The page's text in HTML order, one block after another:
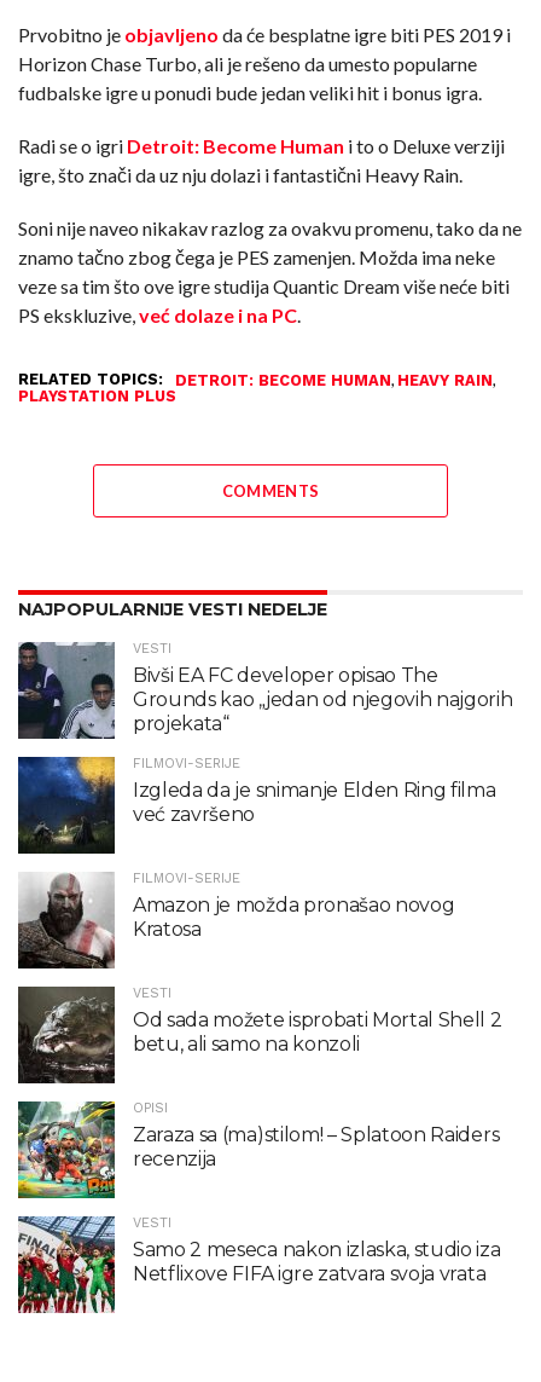
Prvobitno je objavljeno da će besplatne igre biti PES 2019 i
Horizon Chase Turbo, ali je rešeno da umesto popularne
fudbalske igre u ponudi bude jedan veliki hit i bonus igra.
Radi se o igri Detroit: Become Human i to o Deluxe verziji
igre, što znači da uz nju dolazi i fantastični Heavy Rain.
Soni nije naveo nikakav razlog za ovakvu promenu, tako da ne
znamo tačno zbog čega je PES zamenjen. Možda ima neke
veze sa tim što ove igre studija Quantic Dream više neće biti
PS ekskluzive,već dolaze i na PC.
RELATED TOPICS: DETROIT: BECOME HUMAN, HEAVY RAIN,
PLAYSTATION PLUS
COMMENTS
NAJPOPULARNIJE VESTI NEDELJE
VESTI
Bivši EA FC developer opisao The
Grounds kao „jedan od njegovih najgorih
projekata“
FILMOVI-SERIJE
Izgleda da je snimanje Elden Ring filma
već završeno
FILMOVI-SERIJE
Amazon je možda pronašao novog
Kratosa
VESTI
Od sada možete isprobati Mortal Shell 2
betu, ali samo na konzoli
OPISI
Zaraza sa (ma)stilom! – Splatoon Raiders
recenzija
VESTI
Samo 2 meseca nakon izlaska, studio iza
Netflixove FIFA igre zatvara svoja vrata